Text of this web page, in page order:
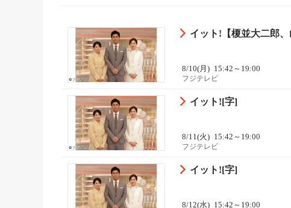
イット!【榎並大二郎
8/10(月) 15:42～19:00
フジテレビ
イット![字]
8/11(火) 15:42～19:00
フジテレビ
イット![字]
8/12(水) 15:42～19:00